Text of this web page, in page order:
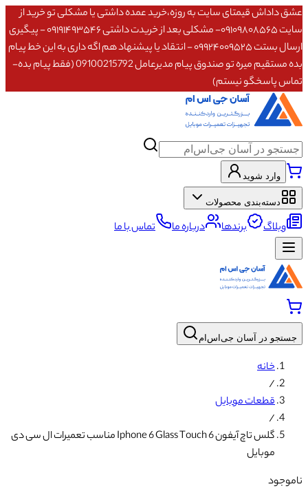
عشق داداش قیمتای سایت به روزه،خرید عمده داشتی یا مشکلی تو خرید از
سایت ۰۹۱۰۹۸۰۸۵۶۵- مشکلی بعد از خریدت داشتی ۰۹۱۹۱۴۹۳۵۴۶ - پیگیری
ارسال بستت ۰۹۹۲۴۰۰۹۵۲۵ - انتقاد یا پیشنهاد هم اگه داری به این خط پیام
بده مستقیم میره تو صندوق پیام مدیرعامل 09100215792 (فقط پیام بده-
تماس پاسخگو نیستم)
وارد شوید
دسته‌بندی محصولات
وبلاگ برندها درباره ما تماس با ما
جستجو در آسان جی‌اس‌ام
خانه
/
قطعات موبایل
/
گلس تاچ آیفون 6 Iphone 6 Glass Touch مناسب تعمیرات ال سی دی
موبایل
ناموجود